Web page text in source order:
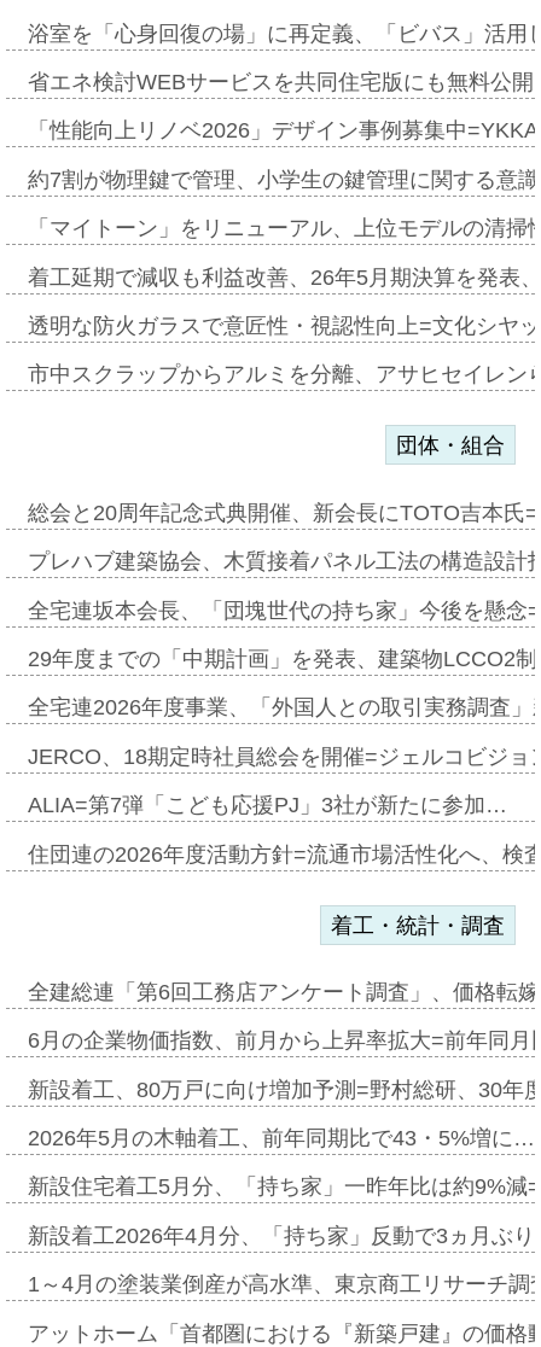
浴室を「心身回復の場」に再定義、「ビバス」活
省エネ検討WEBサービスを共同住宅版にも無料公
「性能向上リノベ2026」デザイン事例募集中
約7割が物理鍵で管理、小学生の鍵管理に関する意
「マイトーン」をリニューアル、上位モデルの清
着工延期で減収も利益改善、26年5月期決算を発表
透明な防火ガラスで意匠性・視認性向上=文化シヤ
市中スクラップからアルミを分離、アサヒセイレ
団体・組合
総会と20周年記念式典開催、新会長にTOTO吉本氏
プレハブ建築協会、木質接着パネル工法の構造設
全宅連坂本会長、「団塊世代の持ち家」今後を懸
29年度までの「中期計画」を発表、建築物LCCO2
全宅連2026年度事業、「外国人との取引実務調査
JERCO、18期定時社員総会を開催=ジェルコビジ
ALIA=第7弾「こども応援PJ」3社が新たに参加…
住団連の2026年度活動方針=流通市場活性化へ、検
着工・統計・調査
全建総連「第6回工務店アンケート調査」、価格転
6月の企業物価指数、前月から上昇率拡大=前年同
新設着工、80万戸に向け増加予測=野村総研、30年
2026年5月の木軸着工、前年同期比で43・5%増に…
新設住宅着工5月分、「持ち家」一昨年比は約9%
新設着工2026年4月分、「持ち家」反動で3ヵ月ぶ
1～4月の塗装業倒産が高水準、東京商工リサーチ
アットホーム「首都圏における『新築戸建』の価